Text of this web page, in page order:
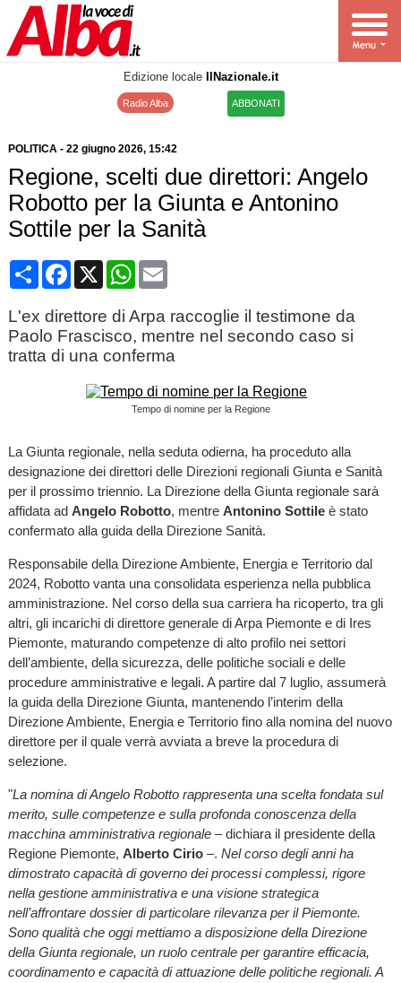
Edizione locale IlNazionale.it
Radio Alba ABBONATI
POLITICA- 22 giugno 2026, 15:42
Regione, scelti due direttori: Angelo
Robotto per la Giunta e Antonino
Sottile per la Sanità
CondividiFacebook
X WhatsApp
Email
L'ex direttore di Arpa raccoglie il testimone da
Paolo Frascisco, mentre nel secondo caso si
tratta di una conferma
Tempo di nomine per la Regione
La Giunta regionale, nella seduta odierna, ha proceduto alla
designazione dei direttori delle Direzioni regionali Giunta e Sanità
per il prossimo triennio. La Direzione della Giunta regionale sarà
affidata ad Angelo Robotto, mentre Antonino Sottileè stato
confermato alla guida della Direzione Sanità.
Responsabile della Direzione Ambiente, Energia e Territorio dal
2024, Robotto vanta una consolidata esperienza nella pubblica
amministrazione. Nel corso della sua carriera ha ricoperto, tra gli
altri, gli incarichi di direttore generale di Arpa Piemonte e di Ires
Piemonte, maturando competenze di alto profilo nei settori
dell’ambiente, della sicurezza, delle politiche sociali e delle
procedure amministrative e legali. A partire dal 7 luglio, assumerà
la guida della Direzione Giunta, mantenendo l’interim della
Direzione Ambiente, Energia e Territorio fino alla nomina del nuovo
direttore per il quale verrà avviata a breve la procedura di
selezione.
"La nomina di Angelo Robotto rappresenta una scelta fondata sul
merito, sulle competenze e sulla profonda conoscenza della
macchina amministrativa regionale– dichiara il presidente della
Regione Piemonte, Alberto Cirio–. Nel corso degli anni ha
dimostrato capacità di governo dei processi complessi, rigore
nella gestione amministrativa e una visione strategica
nell’affrontare dossier di particolare rilevanza per il Piemonte.
Sono qualità che oggi mettiamo a disposizione della Direzione
della Giunta regionale, un ruolo centrale per garantire efficacia,
coordinamento e capacità di attuazione delle politiche regionali. A